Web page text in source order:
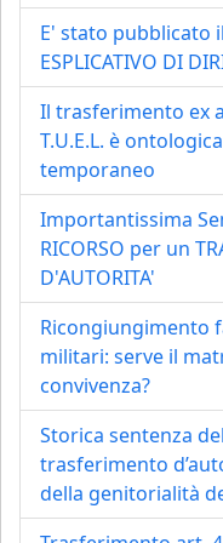
E' stato pubblicato
ESPLICATIVO DI
Il trasferimento ex
T.U.E.L. è
temporaneo
Importantissima
RICORSO per un
D'AUTORITA'
Ricongiungimento
militari: serve il
convivenza?
Storica sentenza
trasferimento
della genitorialità